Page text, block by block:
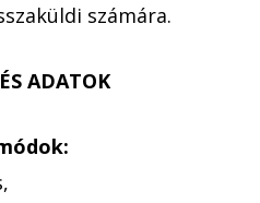
számára.
ADATOK